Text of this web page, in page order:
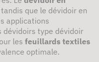
que le dévidoir en
applications
dévidoirs type dévidoir
les feuillards textiles
optimale.